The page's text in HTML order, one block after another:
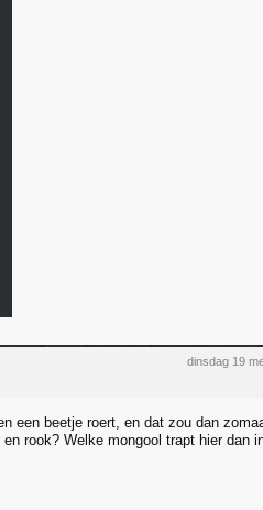
dinsdag 19
een beetje roert, en dat zou dan
rook? Welke mongool trapt hier dan